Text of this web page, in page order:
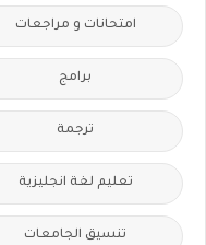
امتحانات و مراجعات
برامج
ترجمة
تعليم لغة انجليزية
تنسيق الجامعات